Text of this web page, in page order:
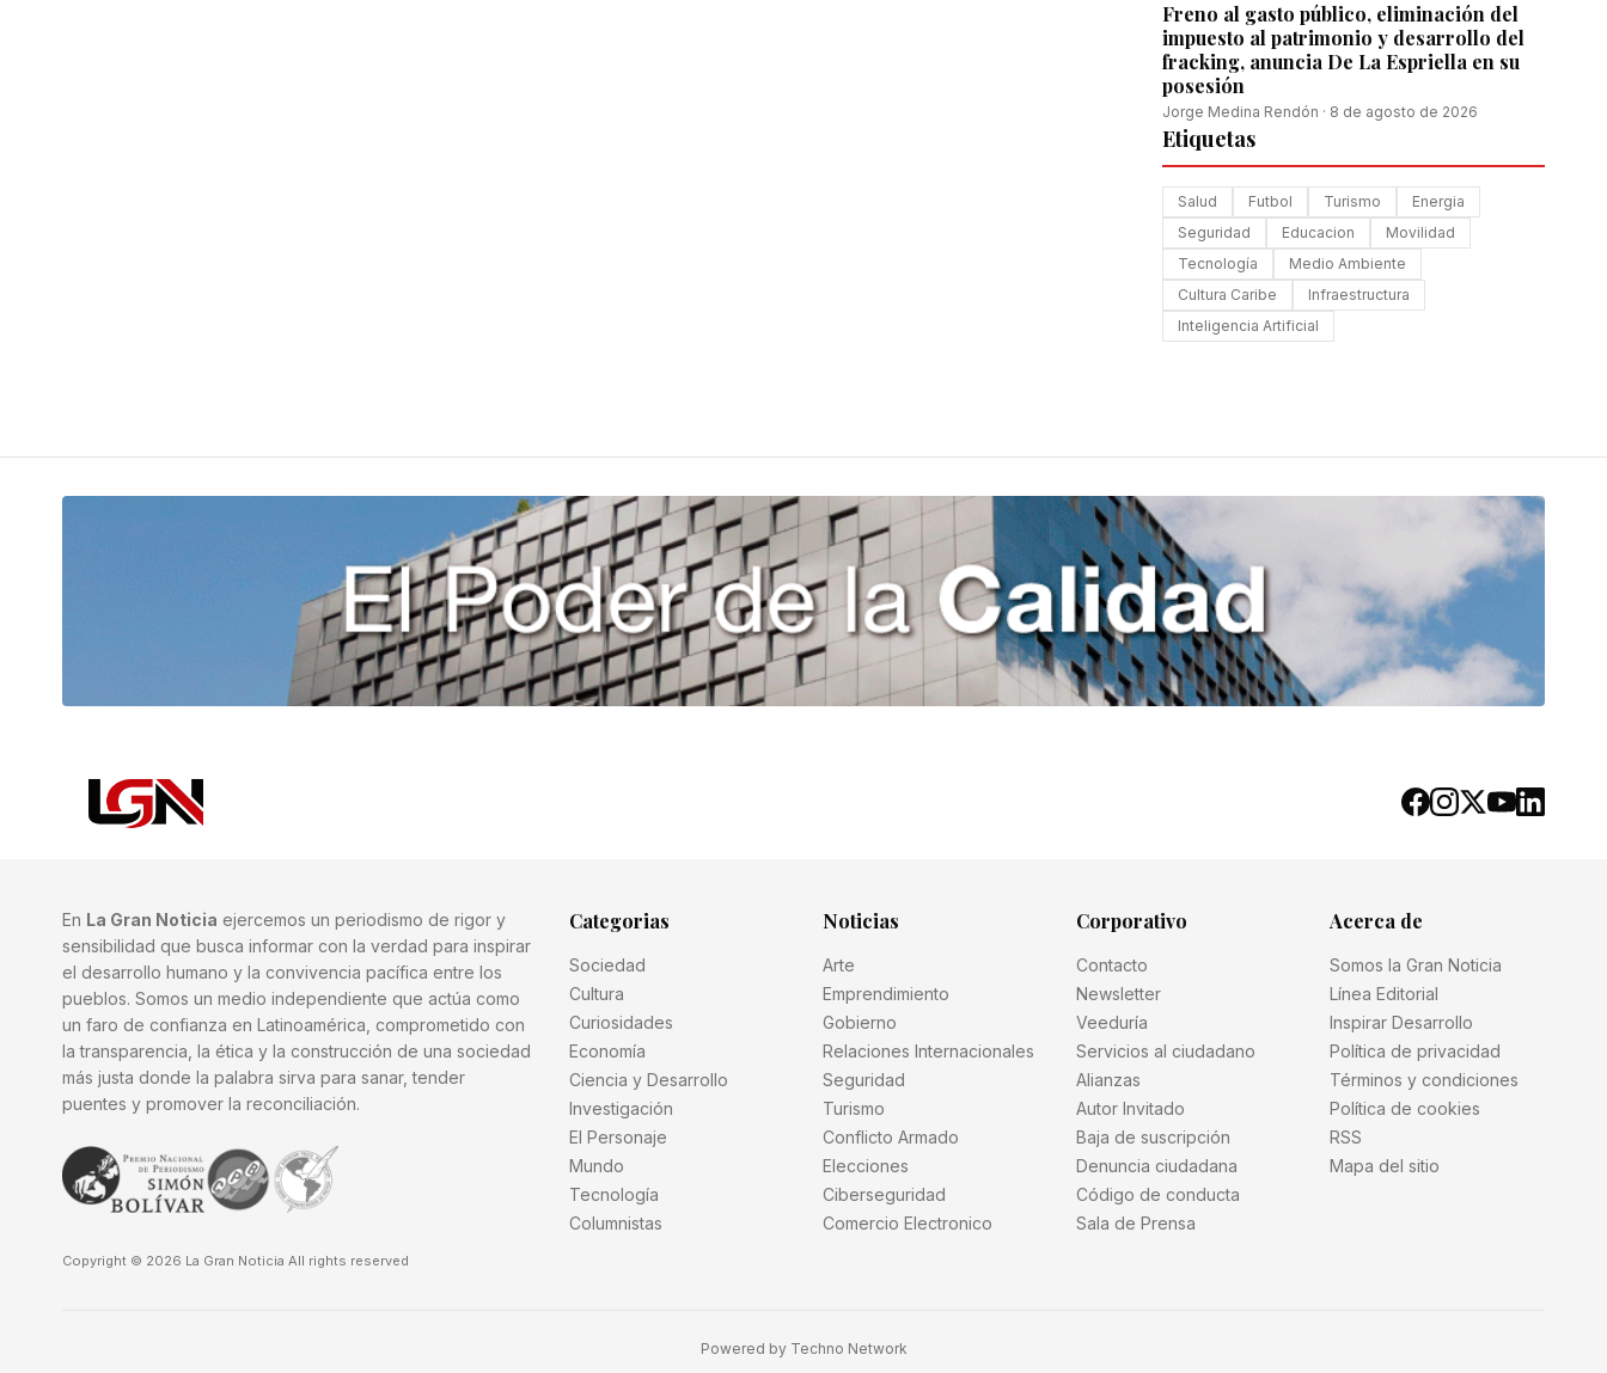
Freno al gasto público, eliminación del
impuesto al patrimonio y desarrollo del
fracking, anuncia De La Espriella en su
posesión
Jorge Medina Rendón · 8 de agosto de 2026
Etiquetas
Salud Futbol Turismo
Energia
Seguridad
Educacion
Movilidad
Tecnología
Medio Ambiente
Cultura Caribe
Infraestructura
Inteligencia Artificial
En La Gran Noticia ejercemos un periodismo de rigor y
sensibilidad que busca informar con la verdad para inspirar
el desarrollo humano y la convivencia pacífica entre los
pueblos. Somos un medio independiente que actúa como
un faro de confianza en Latinoamérica, comprometido con
la transparencia, la ética y la construcción de una sociedad
más justa donde la palabra sirva para sanar, tender
puentes y promover la reconciliación.
Copyright © 2026 La Gran Noticia All rights reserved
Categorias
Sociedad
Cultura
Curiosidades
Economía
Ciencia y Desarrollo
Investigación
El Personaje
Mundo
Tecnología
Columnistas
Noticias
Arte
Emprendimiento
Gobierno
Relaciones Internacionales
Seguridad
Turismo
Conflicto Armado
Elecciones
Ciberseguridad
Comercio Electronico
Corporativo
Contacto
Newsletter
Veeduría
Servicios al ciudadano
Alianzas
Autor Invitado
Baja de suscripción
Denuncia ciudadana
Código de conducta
Sala de Prensa
Acerca de
Somos la Gran Noticia
Línea Editorial
Inspirar Desarrollo
Política de privacidad
Términos y condiciones
Política de cookies
RSS
Mapa del sitio
Powered by Techno Network